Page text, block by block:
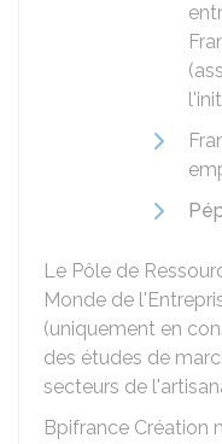
Le Pôle de
Monde de
(uniquement en
des études de
secteurs de
Bpifrance Création